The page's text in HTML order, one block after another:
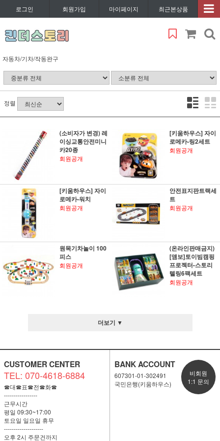
로그인 회원가입 마이페이지 최근본상품
자동차/기차/작동완구
정렬
(소비자가 변경) 레
이싱교통안전미니
카20종
회원공개
[키움하우스] 자이
로메카-링2세트
회원공개
[키움하우스] 자이
로메카-워치
회원공개
안전표지판트랙세
트
회원공개
원목기차놀이 100
피스
회원공개
(온라인판매금지)
[앰보]토이빔캠핑
프로젝터-스토리
텔링6팩세트
회원공개
더보기 ▼
CUSTOMER CENTER
TEL: 070-4618-6884
☎대☎표☎전☎화☎
-----------------
근무시간
평일 09:30~17:00
토요일 일요일 휴무
--------------------
오후 2시 주문건까지
BANK ACCOUNT
607301-01-302491
국민은행(키움하우스)
비회원
1:1 문의